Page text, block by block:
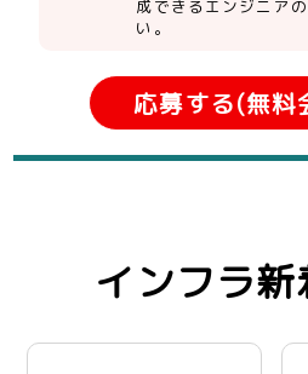
成できるエンジニア
い。
応募する(無料
インフラ